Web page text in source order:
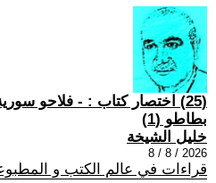
(25) اختصار كتاب : - فلاحو
بطاطو (1)
خليل الشيخة
2026 / 8 / 8
قراءات في عالم الكتب و